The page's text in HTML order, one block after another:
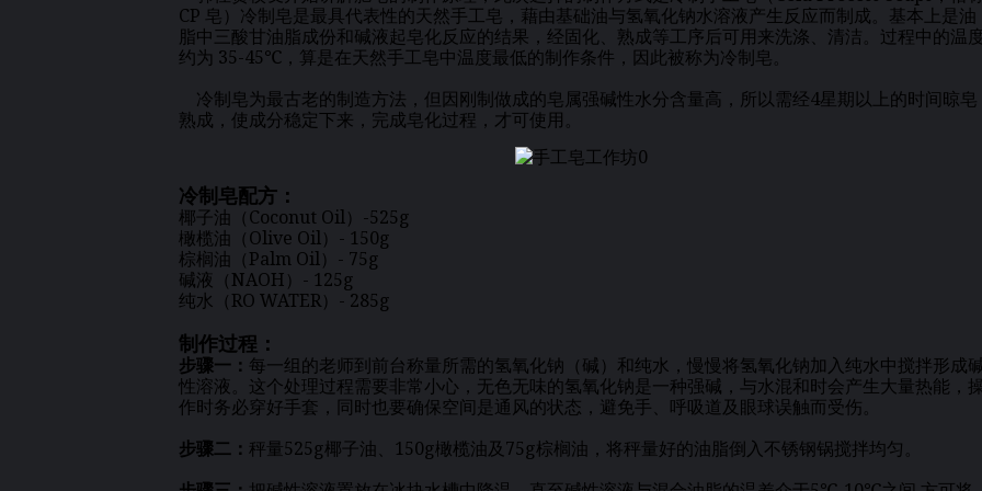
CP 皂）冷制皂是最具代表性的天然手工皂，藉由基础油与氢氧化钠水溶液产生反应而制成。基本上是油
脂中三酸甘油脂成份和碱液起皂化反应的结果，经固化、熟成等工序后可用来洗涤、清洁。过程中的温
约为 35-45℃，算是在天然手工皂中温度最低的制作条件，因此被称为冷制皂。
冷制皂为最古老的制造方法，但因刚制做成的皂属强碱性水分含量高，所以需经4星期以上的时间晾皂
熟成，使成分稳定下来，完成皂化过程，才可使用。
冷制皂配方：
椰子油（Coconut Oil）-525g
橄榄油（Olive Oil）- 150g
棕榈油（Palm Oil）- 75g
碱液（NAOH）- 125g
纯水（RO WATER）- 285g
制作过程：
步骤一： 每一组的老师到前台称量所需的氢氧化钠（碱）和纯水，慢慢将氢氧化钠加入纯水中搅拌形成
性溶液。这个处理过程需要非常小心，无色无味的氢氧化钠是一种强碱，与水混和时会产生大量热能，操
作时务必穿好手套，同时也要确保空间是通风的状态，避免手、呼吸道及眼球误触而受伤。
步骤二： 秤量525g椰子油、150g橄榄油及75g棕榈油，将秤量好的油脂倒入不锈钢锅搅拌均匀。